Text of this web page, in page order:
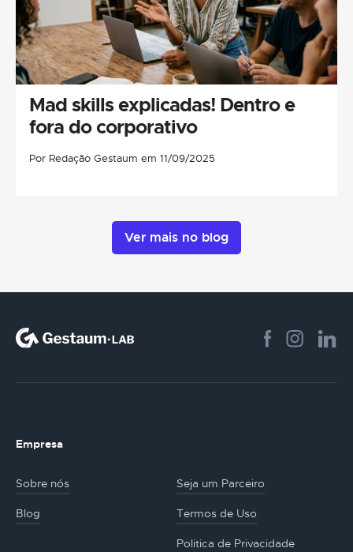
Mad skills explicadas! Dentro e
fora do corporativo
Por Redação Gestaum em 11/09/2025
Ver mais no blog
Empresa
Sobre nós Seja um Parceiro
Blog Termos de Uso
Politica de Privacidade